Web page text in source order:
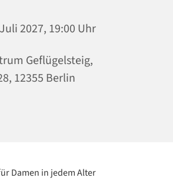
2027, 19:00 Uhr
Geflügelsteig,
12355 Berlin
Damen in jedem Alter